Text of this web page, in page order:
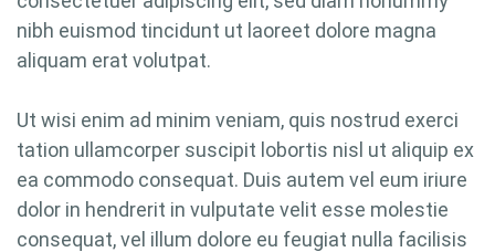
nibh euismod tincidunt ut laoreet dolore magna
aliquam erat volutpat.
Ut wisi enim ad minim veniam, quis nostrud exerci
tation ullamcorper suscipit lobortis nisl ut aliquip ex
ea commodo consequat. Duis autem vel eum iriure
dolor in hendrerit in vulputate velit esse molestie
consequat, vel illum dolore eu feugiat nulla facilisis